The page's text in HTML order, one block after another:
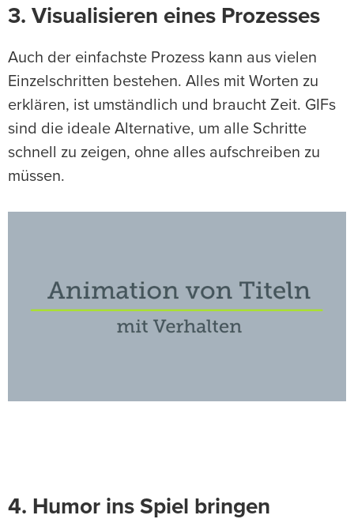
3. Visualisieren eines Prozesses
Auch der einfachste Prozess kann aus vielen
Einzelschritten bestehen. Alles mit Worten zu
erklären, ist umständlich und braucht Zeit. GIFs
sind die ideale Alternative, um alle Schritte
schnell zu zeigen, ohne alles aufschreiben zu
müssen.
4. Humor ins Spiel bringen